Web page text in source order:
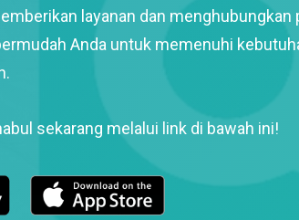
layanan dan
Anda untuk memenuhi
sekarang melalui link di bawah ini!